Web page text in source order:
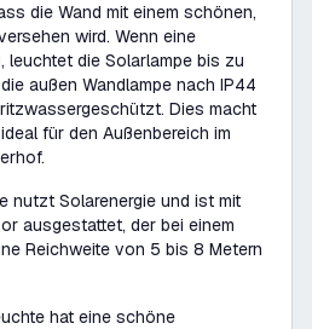
die Wand mit einem schönen,
wird. Wenn eine
leuchtet die Solarlampe bis zu
außen Wandlampe nach IP44
Dies macht
für den Außenbereich im
nutzt Solarenergie und ist mit
ausgestattet, der bei einem
Reichweite von 5 bis 8 Metern
hat eine schöne